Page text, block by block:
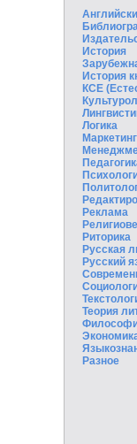
История
История
КСЕ
Логика
Маркетинг
Реклама
Риторика
Русская
Русский
Теория
Разное